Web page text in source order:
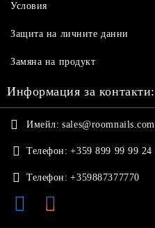
Условия
Защита на личните данни
Замяна на продукт
Информация за контакти:
Имейл: sales@roomnails.com
Телефон: +359 899 99 99 24
Телефон: +359887377770